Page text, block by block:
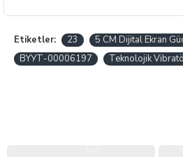
Etiketler: 23
5 CM Dijital Ekran
BYУТ-00006197
Teknolojik